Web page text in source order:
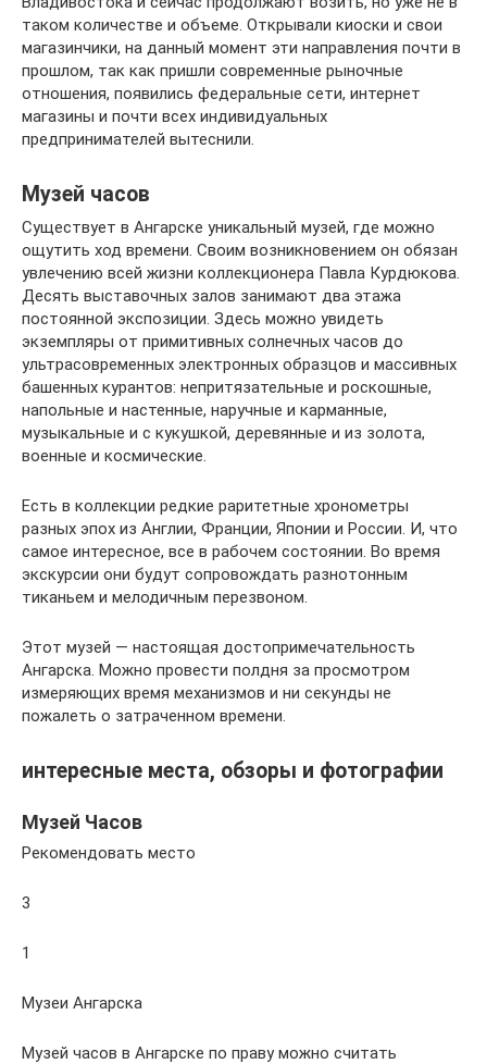
таком количестве и объеме. Открывали киоски и свои
магазинчики, на данный момент эти направления почти в
прошлом, так как пришли современные рыночные
отношения, появились федеральные сети, интернет
магазины и почти всех индивидуальных
предпринимателей вытеснили.
Музей часов
Существует в Ангарске уникальный музей, где можно
ощутить ход времени. Своим возникновением он обязан
увлечению всей жизни коллекционера Павла Курдюкова.
Десять выставочных залов занимают два этажа
постоянной экспозиции. Здесь можно увидеть
экземпляры от примитивных солнечных часов до
ультрасовременных электронных образцов и массивных
башенных курантов: непритязательные и роскошные,
напольные и настенные, наручные и карманные,
музыкальные и с кукушкой, деревянные и из золота,
военные и космические.
Есть в коллекции редкие раритетные хронометры
разных эпох из Англии, Франции, Японии и России. И, что
самое интересное, все в рабочем состоянии. Во время
экскурсии они будут сопровождать разнотонным
тиканьем и мелодичным перезвоном.
Этот музей — настоящая достопримечательность
Ангарска. Можно провести полдня за просмотром
измеряющих время механизмов и ни секунды не
пожалеть о затраченном времени.
интересные места, обзоры и фотографии
Музей Часов
Рекомендовать место
3
1
Музеи Ангарска
Музей часов в Ангарске по праву можно считать